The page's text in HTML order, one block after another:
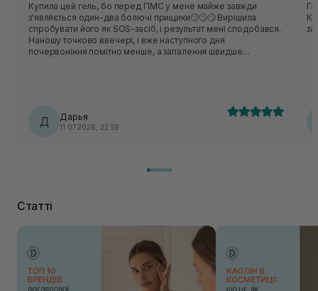
Купила цей гель, бо перед ПМС у мене майже завжди
з'являється один-два болючі прищики🙄🙄🙄 Вирішила
спробувати його як SOS-засіб, і результат мені сподобався.
Наношу точково ввечері, і вже наступного дня
почервоніння помітно менше, а запалення швидше
маленької краплі вистачає на один прищик. Тепер завжди
лежить в косметичці на такі "екстрені" випадки 😊
Д Дарья
11.07.2026, 22:59
Статті